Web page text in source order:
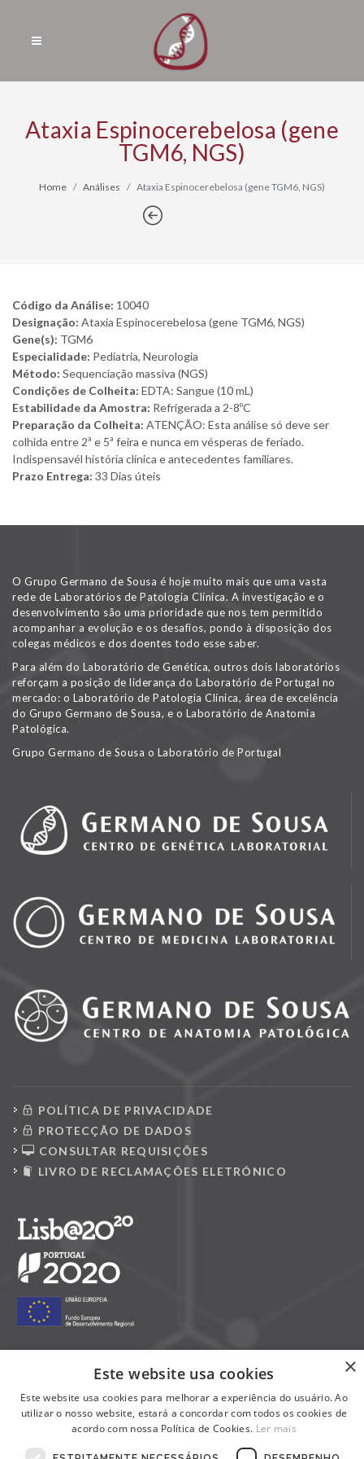
Ataxia Espinocerebelosa (gene
TGM6, NGS)
Home Análises Ataxia Espinocerebelosa (gene TGM6, NGS)
Código da Análise: 10040
Designação: Ataxia Espinocerebelosa (gene TGM6, NGS)
Gene(s): TGM6
Especialidade: Pediatria, Neurologia
Método: Sequenciação massiva (NGS)
Condições de Colheita: EDTA: Sangue (10 mL)
Estabilidade da Amostra: Refrigerada a 2-8ºC
Preparação da Colheita: ATENÇÃO: Esta análise só deve ser
colhida entre 2ª e 5ª feira e nunca em vésperas de feriado.
Indispensavél história clínica e antecedentes familiares.
Prazo Entrega: 33 Dias úteis
O Grupo Germano de Sousa é hoje muito mais que uma vasta
rede de Laboratórios de Patologia Clínica. A investigação e o
desenvolvimento são uma prioridade que nos tem permitido
acompanhar a evolução e os desafios, pondo à disposição dos
colegas médicos e dos doentes todo esse saber.
Para além do Laboratório de Genética, outros dois laboratórios
reforçam a posição de liderança do Laboratório de Portugal no
mercado: o Laboratório de Patologia Clínica, área de excelência
do Grupo Germano de Sousa, e o Laboratório de Anatomia
Patológica.
Grupo Germano de Sousa o Laboratório de Portugal
POLÍTICA DE PRIVACIDADE
PROTECÇÃO DE DADOS
CONSULTAR REQUISIÇÕES
LIVRO DE RECLAMAÇÕES ELETRÓNICO
×
Este website usa cookies
Este website usa cookies para melhorar a experiência do usuário. Ao
utilizar o nosso website, estará a concordar com todos os cookies de
acordo com nossa Política de Cookies. Ler mais